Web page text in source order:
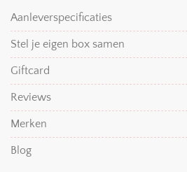
Aanleverspecificaties
Stel je eigen box samen
Giftcard
Reviews
Merken
Blog